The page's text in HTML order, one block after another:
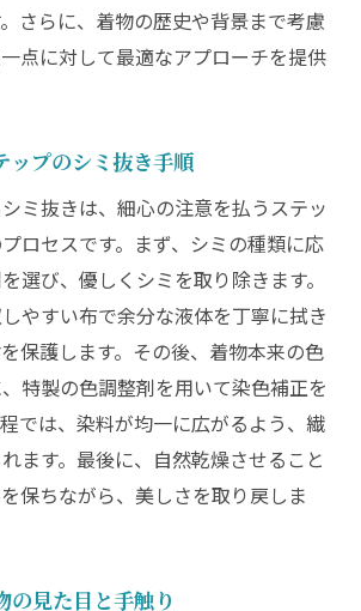
さらに、着物の歴史や背景まで考慮
点に対して最適なアプローチを提供
ップのシミ抜き手順
ミ抜きは、細心の注意を払うステッ
ロセスです。まず、シミの種類に応
選び、優しくシミを取り除きます。
やすい布で余分な液体を丁寧に拭き
保護します。その後、着物本来の色
特製の色調整剤を用いて染色補正を
では、染料が均一に広がるよう、繊
ます。最後に、自然乾燥させること
保ちながら、美しさを取り戻しま
の見た目と手触り